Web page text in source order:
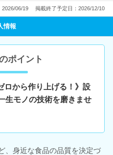
2026/06/19 掲載終了予定日：2026/12/10
情報
ポイント
ロから作り上げる！》設
生モノの技術を磨きませ
、身近な食品の品質を決定づ